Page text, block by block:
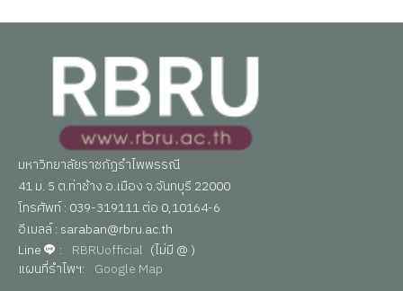
มหาวิทยาลัยราชภัฏรำไพพรรณี
41 ม. 5 ต.ท่าช้าง อ.เมือง จ.จันทบุรี 22000
โทรศัพท์ : 039-319111 ต่อ 0,10164-6
อีเมลล์ : saraban@rbru.ac.th
Line
: RBRUofficial (ไม่มี @ )
แผนที่รำไพฯ: Google Map